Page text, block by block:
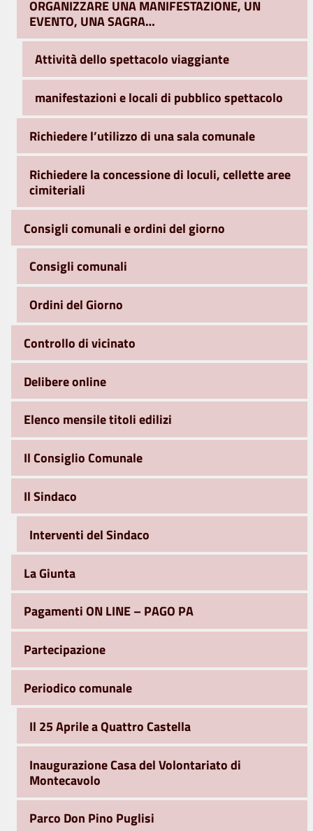
ORGANIZZARE UNA MANIFESTAZIONE, UN
EVENTO, UNA SAGRA…
Attività dello spettacolo viaggiante
manifestazioni e locali di pubblico spettacolo
Richiedere l’utilizzo di una sala comunale
Richiedere la concessione di loculi, cellette aree
cimiteriali
Consigli comunali e ordini del giorno
Consigli comunali
Ordini del Giorno
Controllo di vicinato
Delibere online
Elenco mensile titoli edilizi
Il Consiglio Comunale
Il Sindaco
Interventi del Sindaco
La Giunta
Pagamenti ON LINE – PAGO PA
Partecipazione
Periodico comunale
Il 25 Aprile a Quattro Castella
Inaugurazione Casa del Volontariato di
Montecavolo
Parco Don Pino Puglisi